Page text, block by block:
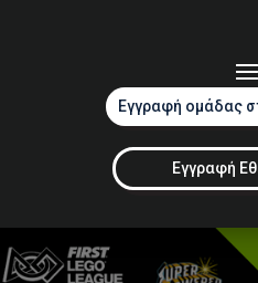
Εγγραφή ομάδας
Εγγραφή